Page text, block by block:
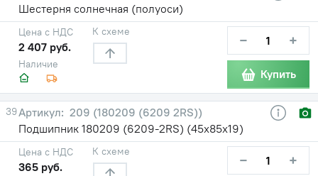
Шестерня солнечная (полуоси)
Наличие
Цена с НДС
2 407 руб.
К схеме − +
Купить
39
209 (180209 (6209 2RS))
Подшипник 180209 (6209-2RS) (45х85х19)
Цена с НДС
365 руб.
К схеме − +